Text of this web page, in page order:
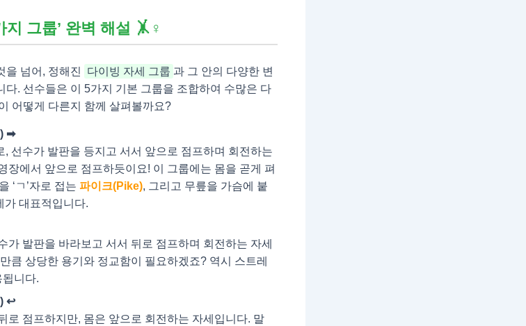
지 그룹’ 완벽 해설 🤸♀
을 넘어, 정해진 다이빙 자세 그룹 과 그 안의 다양한 변
다. 선수들은 이 5가지 기본 그룹을 조합하여 수많은 다
어떻게 다른지 함께 살펴볼까요?
➡
, 선수가 발판을 등지고 서서 앞으로 점프하며 회전하는
장에서 앞으로 점프하듯이요! 이 그룹에는 몸을 곧게 펴
‘ㄱ’자로 접는 파이크(Pike), 그리고 무릎을 가슴에 붙
가 대표적입니다.
가 발판을 바라보고 서서 뒤로 점프하며 회전하는 자세
큼 상당한 용기와 정교함이 필요하겠죠? 역시 스트레
니다.
↩
로 점프하지만, 몸은 앞으로 회전하는 자세입니다. 말